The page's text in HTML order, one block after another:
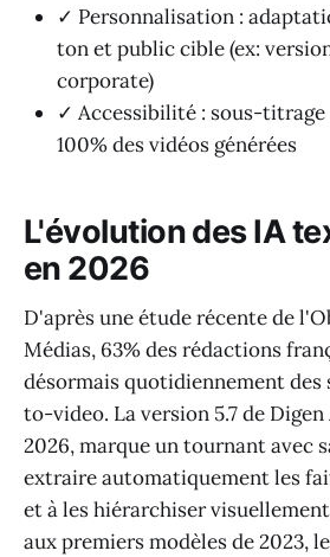
✓ Personnalisation :
ton et public cible (ex:
corporate)
✓ Accessibilité : sous-
100% des vidéos générées
L'évolution des IA
en 2026
D'après une étude récente de
Médias, 63% des rédactions
désormais quotidiennement
to-video. La version 5.7 de
2026, marque un tournant avec
extraire automatiquement les
et à les hiérarchiser
aux premiers modèles de 2023,